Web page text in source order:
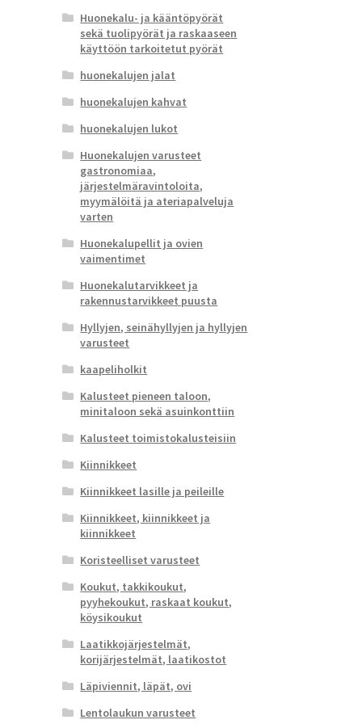
Huonekalu- ja kääntöpyörät
sekä tuolipyörät ja raskaaseen
käyttöön tarkoitetut pyörät
huonekalujen jalat
huonekalujen kahvat
huonekalujen lukot
Huonekalujen varusteet
gastronomiaa,
järjestelmäravintoloita,
myymälöitä ja ateriapalveluja
varten
Huonekalupellit ja ovien
vaimentimet
Huonekalutarvikkeet ja
rakennustarvikkeet puusta
Hyllyjen, seinähyllyjen ja hyllyjen
varusteet
kaapeliholkit
Kalusteet pieneen taloon,
minitaloon sekä asuinkonttiin
Kalusteet toimistokalusteisiin
Kiinnikkeet
Kiinnikkeet lasille ja peileille
Kiinnikkeet, kiinnikkeet ja
kiinnikkeet
Koristeelliset varusteet
Koukut, takkikoukut,
pyyhekoukut, raskaat koukut,
köysikoukut
Laatikkojärjestelmät,
korijärjestelmät, laatikostot
Läpiviennit, läpät, ovi
Lentolaukun varusteet